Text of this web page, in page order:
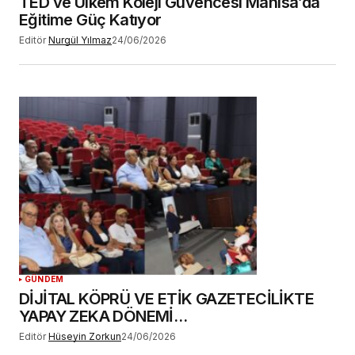
Eğitime Güç Katıyor
Editör Nurgül Yılmaz24/06/2026
GÜNDEM
DİJİTAL KÖPRÜ VE ETİK GAZETECİLİKTE
YAPAY ZEKA DÖNEMİ…
Editör Hüseyin Zorkun24/06/2026